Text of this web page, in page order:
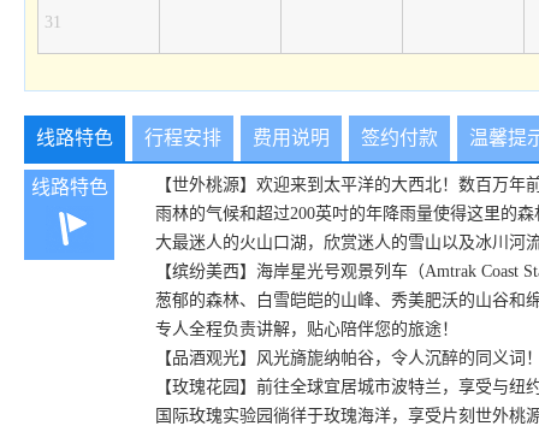
31
线路特色 行程安排 费用说明 签约付款 温馨提
线路特色
【世外桃源】欢迎来到太平洋的大西北！数百万
雨林的气候和超过200英吋的年降雨量使得这里的
大最迷人的火山口湖，欣赏迷人的雪山以及冰川河
【缤纷美西】海岸星光号观景列车（Amtrak
葱郁的森林、白雪皑皑的山峰、秀美肥沃的山谷和
专人全程负责讲解，贴心陪伴您的旅途！
【品酒观光】风光旖旎纳帕谷，令人沉醉的同义词
【玫瑰花园】前往全球宜居城市波特兰，享受与
国际玫瑰实验园徜徉于玫瑰海洋，享受片刻世外桃